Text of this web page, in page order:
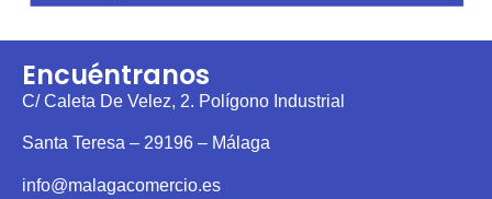
Encuéntranos
C/ Caleta De Velez, 2. Polígono Industrial
Santa Teresa – 29196 – Málaga
info@malagacomercio.es